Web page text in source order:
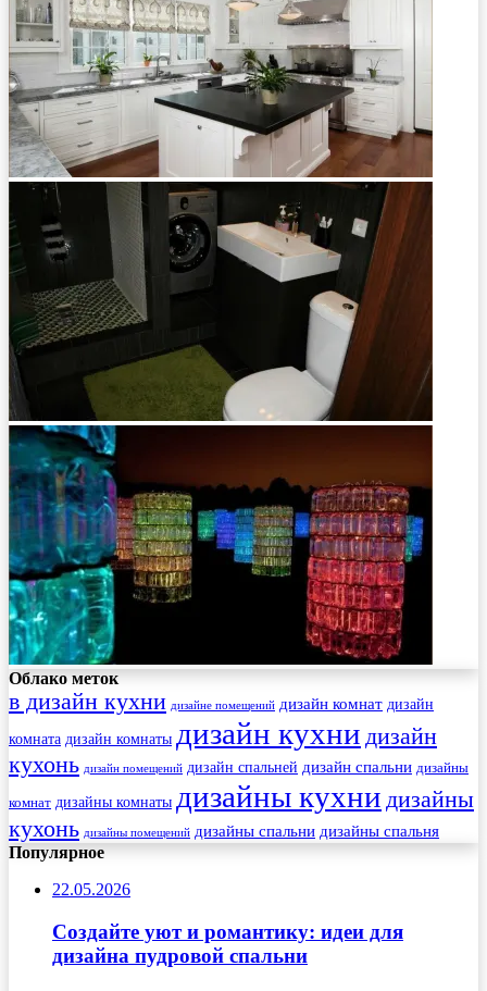
Облако меток
в дизайн кухни дизайне помещений дизайн комнат дизайн
комната дизайн комнаты дизайн кухни дизайн
кухонь дизайн помещений дизайн спальней дизайн спальни дизайны
комнат дизайны комнаты дизайны кухни дизайны
кухонь дизайны помещений дизайны спальни дизайны спальня
Популярное
22.05.2026
Создайте уют и романтику: идеи для
дизайна пудровой спальни